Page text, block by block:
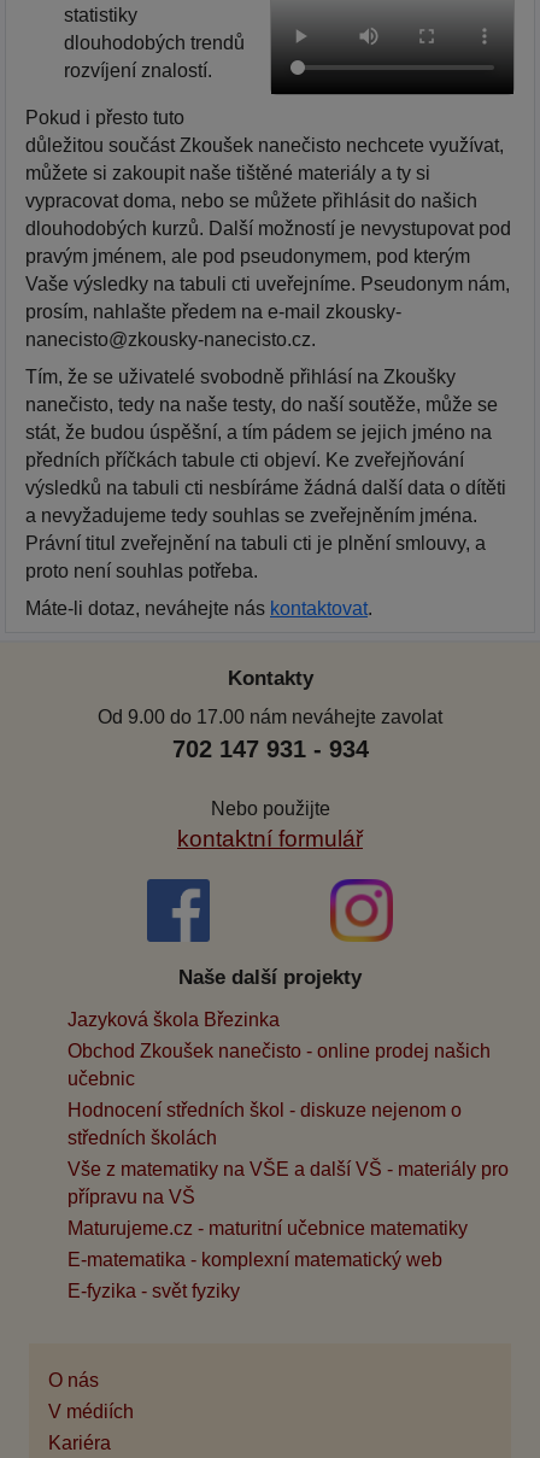
statistiky
dlouhodobých trendů
rozvíjení znalostí.
Pokud i přesto tuto
důležitou součást Zkoušek nanečisto nechcete využívat,
můžete si zakoupit naše tištěné materiály a ty si
vypracovat doma, nebo se můžete přihlásit do našich
dlouhodobých kurzů. Další možností je nevystupovat pod
pravým jménem, ale pod pseudonymem, pod kterým
Vaše výsledky na tabuli cti uveřejníme. Pseudonym nám,
prosím, nahlašte předem na e-mail zkousky-
nanecisto@zkousky-nanecisto.cz.
Tím, že se uživatelé svobodně přihlásí na Zkoušky
nanečisto, tedy na naše testy, do naší soutěže, může se
stát, že budou úspěšní, a tím pádem se jejich jméno na
předních příčkách tabule cti objeví. Ke zveřejňování
výsledků na tabuli cti nesbíráme žádná další data o dítěti
a nevyžadujeme tedy souhlas se zveřejněním jména.
Právní titul zveřejnění na tabuli cti je plnění smlouvy, a
proto není souhlas potřeba.
Máte-li dotaz, neváhejte nás kontaktovat.
Kontakty
Od 9.00 do 17.00 nám neváhejte zavolat
702 147 931 - 934
Nebo použijte
kontaktní formulář
Naše další projekty
Jazyková škola Březinka
Obchod Zkoušek nanečisto - online prodej našich
učebnic
Hodnocení středních škol - diskuze nejenom o
středních školách
Vše z matematiky na VŠE a další VŠ - materiály pro
přípravu na VŠ
Maturujeme.cz - maturitní učebnice matematiky
E-matematika - komplexní matematický web
E-fyzika - svět fyziky
O nás
V médiích
Kariéra